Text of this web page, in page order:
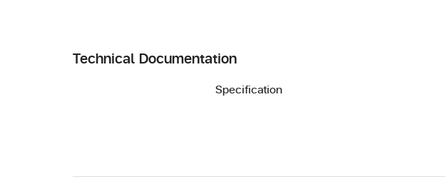
Technical Documentation
Specification